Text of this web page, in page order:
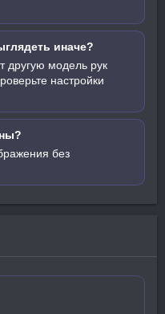
иначе?
другую модель рук
настройки
без